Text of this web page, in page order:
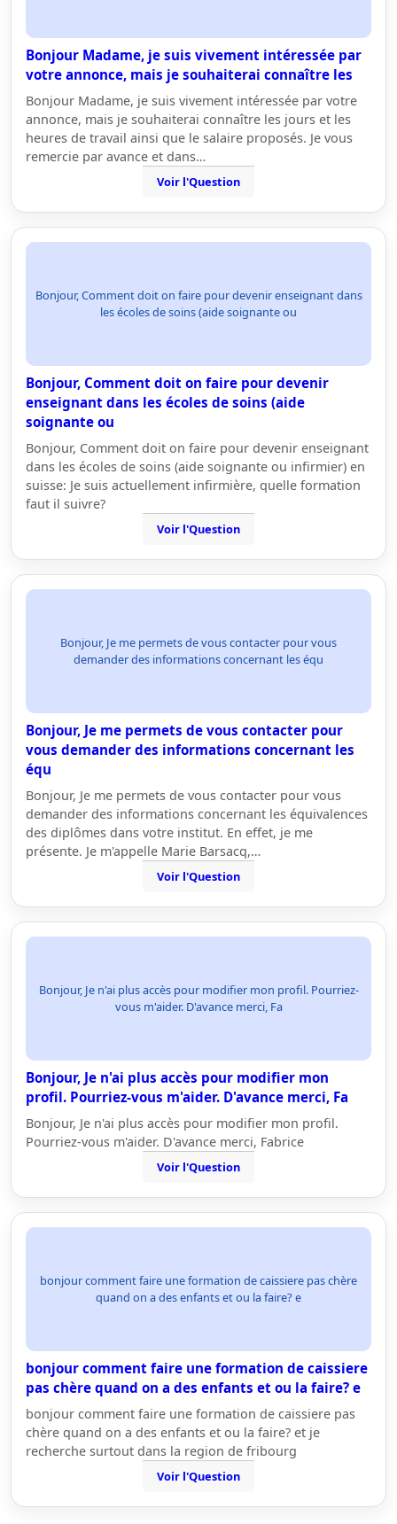
Bonjour Madame, je suis vivement intéressée par
votre annonce, mais je souhaiterai connaître les
Bonjour Madame, je suis vivement intéressée par votre
annonce, mais je souhaiterai connaître les jours et les
heures de travail ainsi que le salaire proposés. Je vous
remercie par avance et dans…
Voir l'Question
Bonjour, Comment doit on faire pour devenir enseignant dans
les écoles de soins (aide soignante ou
Bonjour, Comment doit on faire pour devenir
enseignant dans les écoles de soins (aide
soignante ou
Bonjour, Comment doit on faire pour devenir enseignant
dans les écoles de soins (aide soignante ou infirmier) en
suisse: Je suis actuellement infirmière, quelle formation
faut il suivre?
Voir l'Question
Bonjour, Je me permets de vous contacter pour vous
demander des informations concernant les équ
Bonjour, Je me permets de vous contacter pour
vous demander des informations concernant les
équ
Bonjour, Je me permets de vous contacter pour vous
demander des informations concernant les équivalences
des diplômes dans votre institut. En effet, je me
présente. Je m'appelle Marie Barsacq,…
Voir l'Question
Bonjour, Je n'ai plus accès pour modifier mon profil. Pourriez-
vous m'aider. D'avance merci, Fa
Bonjour, Je n'ai plus accès pour modifier mon
profil. Pourriez-vous m'aider. D'avance merci, Fa
Bonjour, Je n'ai plus accès pour modifier mon profil.
Pourriez-vous m'aider. D'avance merci, Fabrice
Voir l'Question
bonjour comment faire une formation de caissiere pas chère
quand on a des enfants et ou la faire? e
bonjour comment faire une formation de caissiere
pas chère quand on a des enfants et ou la faire? e
bonjour comment faire une formation de caissiere pas
chère quand on a des enfants et ou la faire? et je
recherche surtout dans la region de fribourg
Voir l'Question